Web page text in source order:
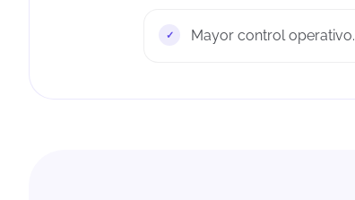
Mayor control operativo.